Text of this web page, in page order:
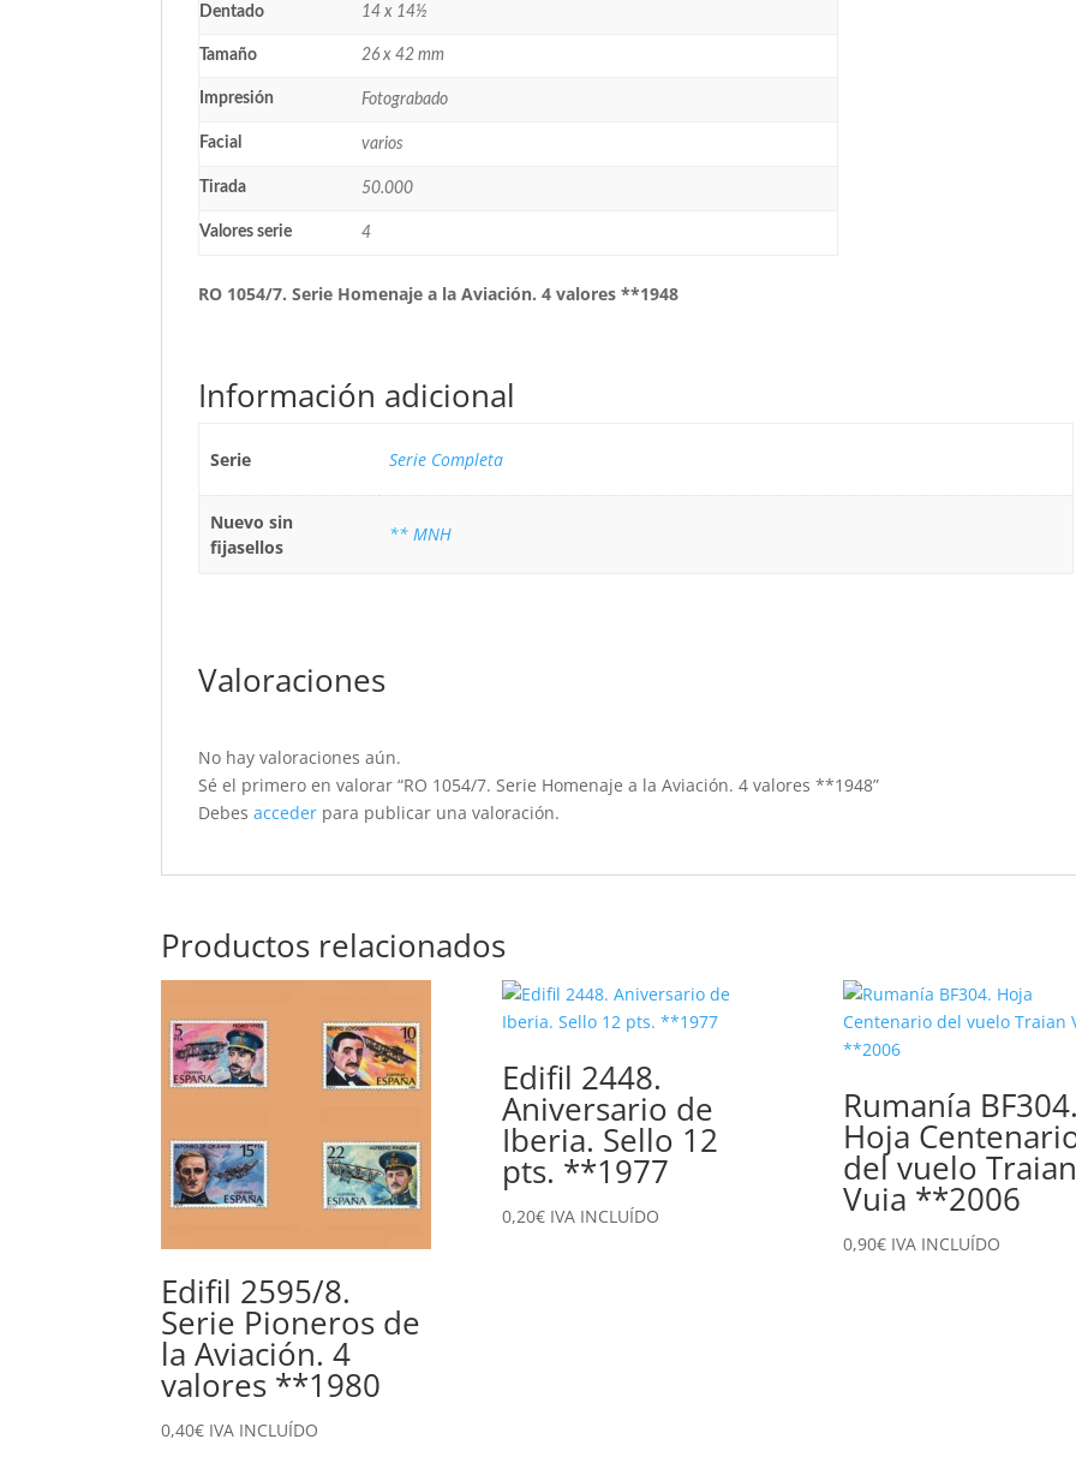
Dentado 14 x 14½
Tamaño 26 x 42 mm
Impresión Fotograbado
Facial varios
Tirada 50.000
Valores serie 4
RO 1054/7. Serie Homenaje a la Aviación. 4 valores **1948
Información adicional
Serie Serie Completa
Nuevo sin
fijasellos
** MNH
Valoraciones
No hay valoraciones aún.
Sé el primero en valorar “RO 1054/7. Serie Homenaje a la Aviación. 4 valores **1948”
Debesacceder para publicar una valoración.
Productos relacionados
Edifil 2595/8.
Serie Pioneros de
la Aviación. 4
valores **1980
0,40€ IVA INCLUÍDO
Edifil 2448.
Aniversario de
Iberia. Sello 12
pts. **1977
0,20€ IVA INCLUÍDO
Rumanía
Hoja
del vuelo Traian
Vuia **2006
0,90€ IVA INCLUÍDO